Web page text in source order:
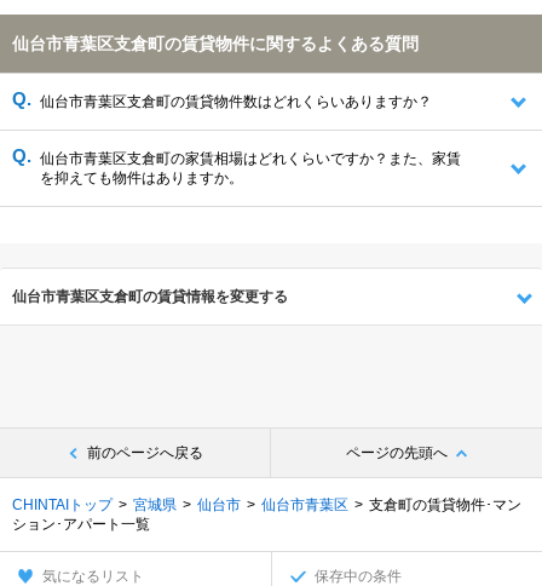
仙台市青葉区支倉町の賃貸物件に関するよくある質問
仙台市青葉区支倉町の賃貸物件数はどれくらいありますか？
仙台市青葉区支倉町の家賃相場はどれくらいですか？また、家賃
を抑えても物件はありますか。
仙台市青葉区支倉町の賃貸情報を変更する
前のページへ戻る ページの先頭へ
CHINTAIトップ 宮城県 仙台市 仙台市青葉区
支倉町の賃貸物件･マン
ション･アパート一覧
気になるリスト 保存中の条件